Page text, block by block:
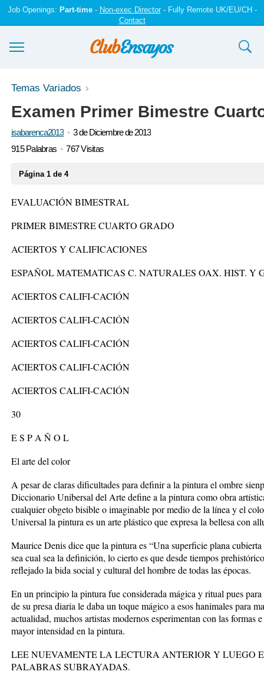
Job Openings: Part-time- Non-exec Director- Fully Remote UK/EU/CH -
Contact
Ensayos y trabajos
Registrarse
Iniciar sesión
Temas Variados
Examen Primer Bimestre
isabarenca2013
3 de Diciembre de 2013
915 Palabras
767 Visitas
Página 1 de 4
EVALUACIÓN BIMESTRAL
PRIMER BIMESTRE CUARTO GRADO
ACIERTOS Y CALIFICACIONES
ESPAÑOL MATEMATICAS C. NATURALES OAX. HIST. Y
ACIERTOS CALIFI-CACIÓN
ACIERTOS CALIFI-CACIÓN
ACIERTOS CALIFI-CACIÓN
ACIERTOS CALIFI-CACIÓN
ACIERTOS CALIFI-CACIÓN
30
E S P A Ñ O L
El arte del color
A pesar de claras dificultades para definir a la pintura el ombre
Diccionario Unibersal del Arte define a la pintura como obra
cualquier obgeto bisible o imaginable por medio de la línea y el
Universal la pintura es un arte plástico que expresa la bellesa con
Maurice Denis dice que la pintura es “Una superficie plana
sea cual sea la definición, lo cierto es que desde tiempos
reflejado la bida social y cultural del hombre de todas las épocas.
En un principio la pintura fue considerada mágica y ritual pues
de su presa diaria le daba un toque mágico a esos hanimales para
actualidad, muchos artistas modernos esperimentan con las formas
mayor intensidad en la pintura.
LEE NUEVAMENTE LA LECTURA ANTERIOR Y LUEGO
PALABRAS SUBRAYADAS.